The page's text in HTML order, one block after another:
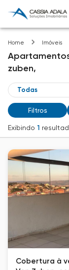
Home Imóveis
zuben,
Filtros
Exibindo 1
Cobertura à